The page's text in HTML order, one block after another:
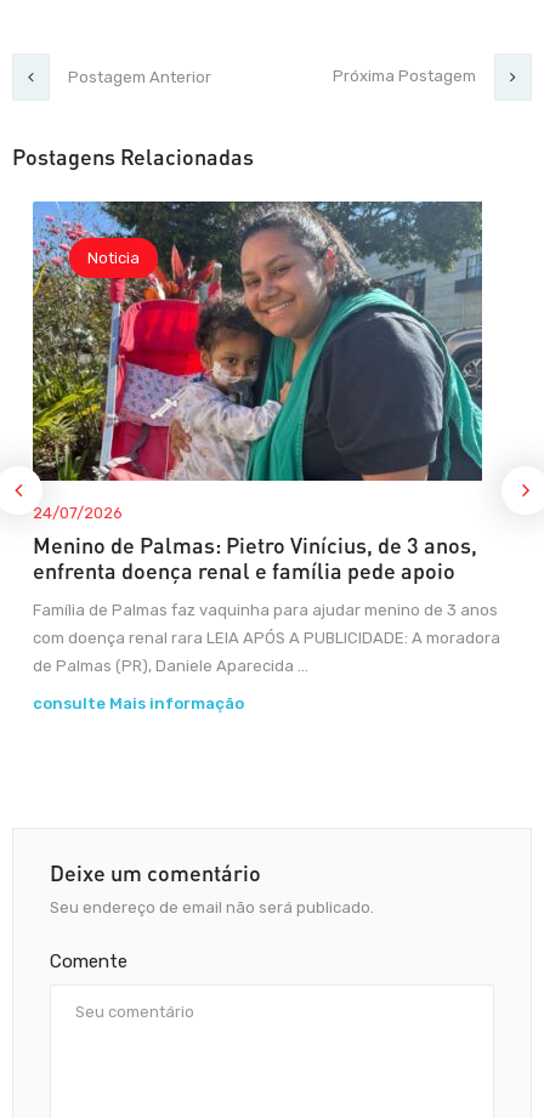
Postagem Anterior Próxima Postagem
Postagens Relacionadas
Noticia
24/07/2026
Menino de Palmas: Pietro Vinícius, de 3 anos,
enfrenta doença renal e família pede apoio
Família de Palmas faz vaquinha para ajudar menino de 3 anos
com doença renal rara LEIA APÓS A PUBLICIDADE: A moradora
de Palmas (PR), Daniele Aparecida ...
consulte Mais informação
Deixe um comentário
Seu endereço de email não será publicado.
Comente